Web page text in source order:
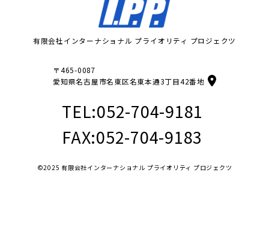
有限会社インターナショナル プライオリティ プロジェクツ
〒465-0087
愛知県名古屋市名東区名東本通3丁目42番地
TEL:052-704-9181
FAX:052-704-9183
©2025 有限会社インターナショナル プライオリティ プロジェクツ